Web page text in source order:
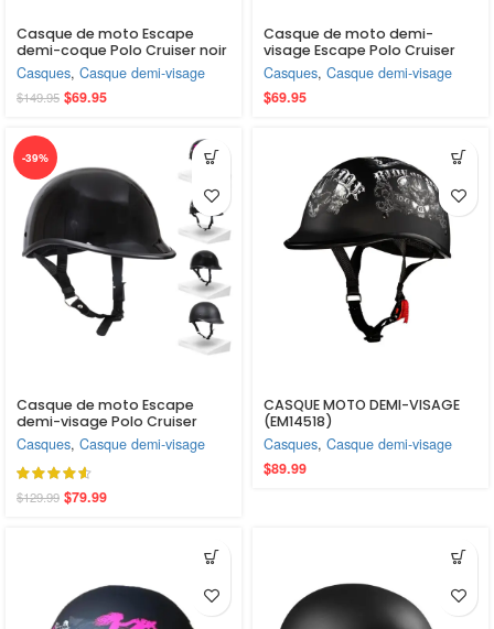
Casque de moto Escape
demi-coque Polo Cruiser noir
mat pour femme – Le plus
petit et le plus léger,
homologué DOT
Casques, Casque demi-visage
$149.95 $69.95
Casque de moto demi-
visage Escape Polo Cruiser
unisexe – Le plus petit et le
plus léger, homologué DOT
Casques, Casque demi-visage
$69.95
-39%
Casque de moto Escape
demi-visage Polo Cruiser
noir, pour femmes – le plus
petit et léger, approuvé DOT
Casques, Casque demi-visage
$129.99 $79.99
CASQUE MOTO DEMI-VISAGE
(EM14518)
Casques, Casque demi-visage
$89.99